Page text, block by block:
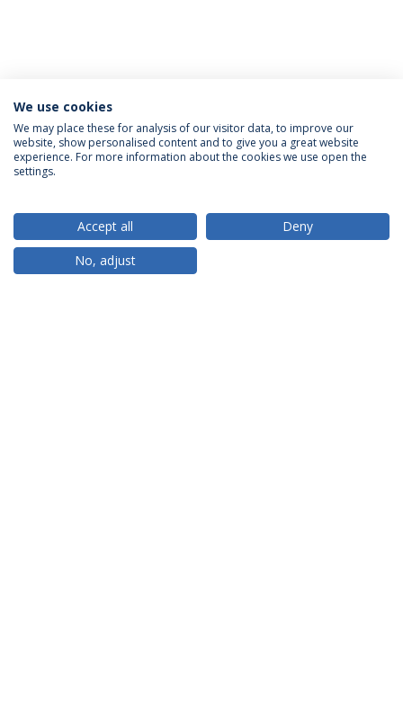
ACREDITAÇÕES
RANKINGS
We use cookies
We may place these for analysis of our visitor data, to improve our
website, show personalised content and to give you a great website
experience. For more information about the cookies we use open the
settings.
Accept all
Deny
No, adjust